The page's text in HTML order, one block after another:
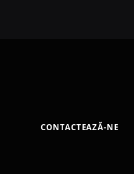
CONTACTEAZĂ-NE